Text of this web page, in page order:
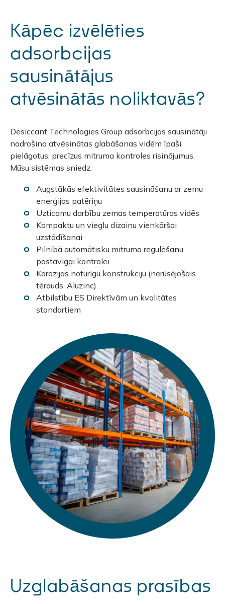
Kāpēc izvēlēties
adsorbcijas
sausinātājus
atvēsinātās noliktavās?
Desiccant Technologies Group adsorbcijas sausinātāji
nodrošina atvēsinātas glabāšanas vidēm īpaši
pielāgotus, precīzus mitruma kontroles risinājumus.
Mūsu sistēmas sniedz:
Augstākās efektivitātes sausināšanu ar zemu
enerģijas patēriņu
Uzticamu darbību zemas temperatūras vidēs
Kompaktu un vieglu dizainu vienkāršai
uzstādīšanai
Pilnībā automātisku mitruma regulēšanu
pastāvīgai kontrolei
Korozijas noturīgu konstrukciju (nerūsējošais
tērauds, Aluzinc)
Atbilstību ES Direktīvām un kvalitātes
standartiem
Uzglabāšanas prasības